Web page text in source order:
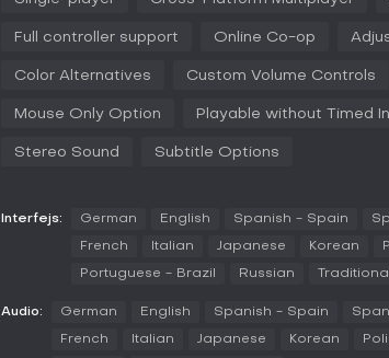
Eldritch do nasycania broni energią mentalną oraz
unikalne itemy, sety i runewordy pozwalają tworzyć
oraz rozszerzone zakładki na stash do organizacji
Endgame kładzie nacisk na strategię dzięki
zebrane przedmioty na poziomie konta, dając bonusy
Główny tryb to kampania fabularna rozłożona na
solo lub w co-op do ośmiu graczy. Umożliwia to
questami, z współdzielonym postępem w sesjach
buildy postaci i rywalizację na leaderboardach.
Zones - rotujące obszary o podwyższonej trudności
Full controller support Online Co-op
Color Alternatives Custom Volume Controls
Mouse Only Option Playable without Timed
Stereo Sound Subtitle Options
Interfejs: German English Spanish - Spain
French Italian Japanese Korean
Portuguese - Brazil Russian
Audio: German English Spanish - Spain
French Italian Japanese Korean